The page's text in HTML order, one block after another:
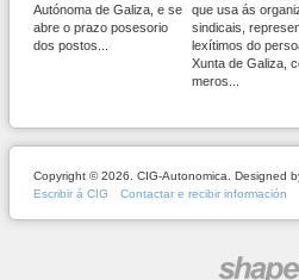
Autónoma de Galiza, e se
abre o prazo posesorio
dos postos...
que usa ás
sindicais,
lexítimos do
Xunta de Galiza,
meros...
Copyright © 2026. CIG-Autonomica. Designed
Escribir á CIG
Contactar e recibir información